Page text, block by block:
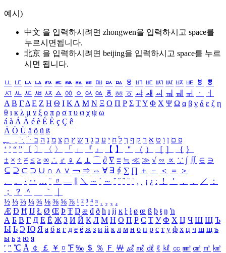
예시)
中文 을 입력하시려면 zhongwen을 입력하시고 space를
누르시면됩니다.
北京 을 입력하시려면 beijing을 입력하시고 space를 누르
시면 됩니다.
ㅥ ㅦ ㅧ ㅨ ㅩ ㅪ ㅫ ㅬ ㅭ ㅮ ㅯ ㅰ ㅱ ㅲ ㅳ ㅴ ㅵ ㅶ ㅷ ㅸ
ㅹ
ㅺ ㅻ ㅼ ㅽ ㅾ ㅿ ㆀ ㆁ ㆂ ㆃ ㆄ ㆅ ㆆ ㆇ ㆈ ㆉ ㆊ ㆋ ㆌ ㆍ
ㆎ
Α Β ΓΔ Ε Ζ Η Θ Ι ΚΛ Μ Ν Ξ Ο Π Ρ Σ ΤΥ Φ Χ Ψ Ω α β γ δ ε ζ η
θ ι κ λ μ ν ξ ο π ρ σ τ υ φ χ ψ ω
á à Á À é è É È ç Ç ê
Ä Ö Ü ä ö ü ß
ִֶֹ ֻּ ׁׂ פ ם ן ו ט א ר ק ף ך ל ח י ע כ ג ד ש ץ ת צ מ נ ה ב
‘ ’ “ ” 〔 〕 〈 〉 「 」 『 』 【 】 ＂ （ ） ［ ］ ｛ ｝
± × ÷ ≠ ≤ ≥ ∞ ∴ ♂ ♀ ∠ ⊥ ⌒ ∂ ∇ ≡ ≒ ≪ ≫ √ ∽ ∝ ∵ ∫ ∬ ∈ ∋
⊆ ⊇ ⊂ ⊃ ∪ ∩ ∧ ∨ ￢ ⇒ ⇔ ∀ ∃ ∮ ∑ ∏ ＋ － ＜ ＝
＞
、
。 · ‥ … ¨ 〃 ― ＼ ∼ ´ ～ ˇ ˘ ˝ ˚ ˙ ¸ ¡ ¿ ː ！ ＇ ， ． ／
：
；
？ ＾ ｀
½ ⅓ ⅔ ¼ ¾ ⅛ ⅜ ⅝ ⅞ ¹ ² ³ ⁴ ⁿ ₁ ₂ ₃ ₄
Æ Ð Ħ Ĳ Ł Ø Œ Þ Ŧ Ŋ æ đ ð ħ ı ĳ ĸ ŀ ł ø œ ß þ ŧ ŋ ŉ
А Б В Г Д Е Ё Ж З И Й К Л М Н О П Р С Т У Ф Х Ц Ч Ш Щ Ъ
Ы Ь Э Ю Я а б в г д е ё ж з и й к л м н о п р с т у ф х ц ч ш щ ъ
ы ь э ю я
′ ″ ℃ Å ￠ ￡ ￥ ¤ ℉ ‰ ＄ ％ Ｆ ￦ ㎕ ㎖ ㎗ ℓ ㎘ ㏄ ㎣ ㎤ ㎥ ㎦